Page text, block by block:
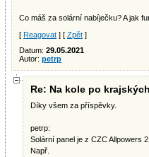
Co máš za solární nabíječku? A jak
[ Reagovat ] [ Zpět ]
Datum: 29.05.2021
Autor: petrp
Re: Na kole po
Díky všem za příspěvky.
petrp:
Solární panel je z CZC Allpowers
Např.